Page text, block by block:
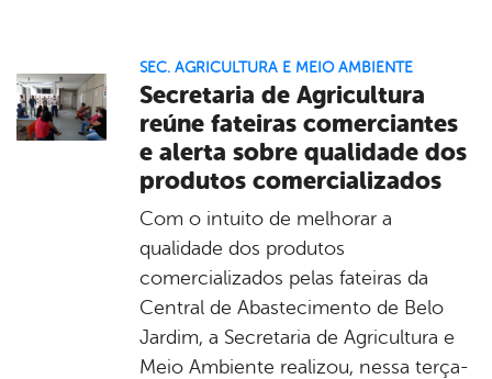
SEC. AGRICULTURA E MEIO AMBIENTE
Secretaria de Agricultura
reúne fateiras comerciantes
e alerta sobre qualidade dos
produtos comercializados
Com o intuito de melhorar a
qualidade dos produtos
comercializados pelas fateiras da
Central de Abastecimento de Belo
Jardim, a Secretaria de Agricultura e
Meio Ambiente realizou, nessa terça-